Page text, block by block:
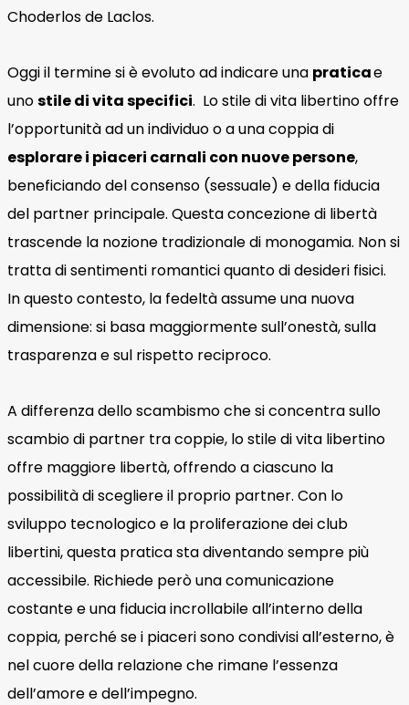
Choderlos de Laclos.
Oggi il termine si è evoluto ad indicare una praticae
unostile di vita specifici. Lo stile di vita libertino offre
l’opportunità ad un individuo o a una coppia di
esplorare i piaceri carnali con nuove persone,
beneficiando del consenso (sessuale) e della fiducia
del partner principale. Questa concezione di libertà
trascende la nozione tradizionale di monogamia. Non si
tratta di sentimenti romantici quanto di desideri fisici.
In questo contesto, la fedeltà assume una nuova
dimensione: si basa maggiormente sull’onestà, sulla
trasparenza e sul rispetto reciproco.
A differenza dello scambismo che si concentra sullo
scambio di partner tra coppie, lo stile di vita libertino
offre maggiore libertà, offrendo a ciascuno la
possibilità di scegliere il proprio partner. Con lo
sviluppo tecnologico e la proliferazione dei club
libertini, questa pratica sta diventando sempre più
accessibile. Richiede però una comunicazione
costante e una fiducia incrollabile all’interno della
coppia, perché se i piaceri sono condivisi all’esterno, è
nel cuore della relazione che rimane l’essenza
dell’amore e dell’impegno.